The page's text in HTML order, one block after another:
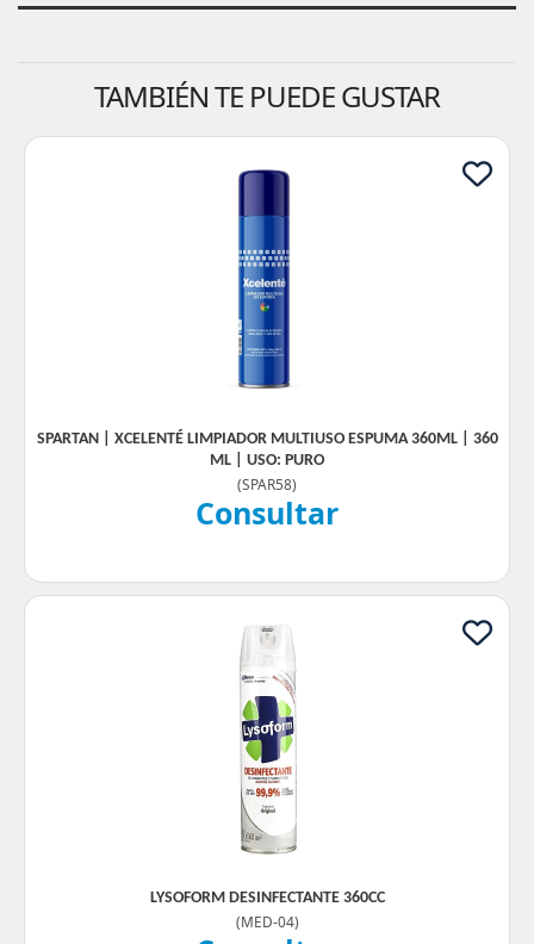
TAMBIÉN TE PUEDE GUSTAR
SPARTAN | XCELENTÉ LIMPIADOR MULTIUSO ESPUMA 360ML | 360
ML | USO: PURO
(SPAR58)
Consultar
LYSOFORM DESINFECTANTE 360CC
(MED-04)